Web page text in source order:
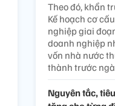
Theo đó, khẩn
Kế hoạch cơ
nghiệp giai
doanh nghiệp
vốn nhà nước
thành trước
Nguyên tắc,